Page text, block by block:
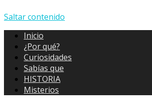
Saltar contenido
Inicio
¿Por qué?
Curiosidades
Sabías que
HISTORIA
Misterios